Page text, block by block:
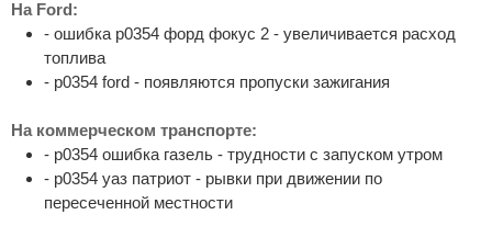
На Ford:
- ошибка p0354 форд фокус 2 - увеличивается расход
топлива
- p0354 ford - появляются пропуски зажигания
На коммерческом транспорте:
- p0354 ошибка газель - трудности с запуском утром
- p0354 уаз патриот - рывки при движении по
пересеченной местности